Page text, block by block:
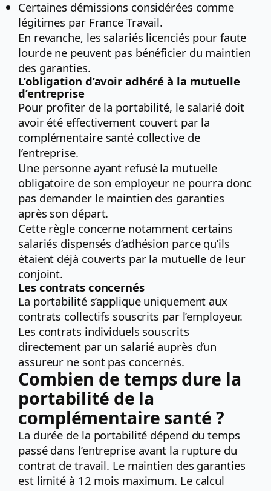
Certaines démissions considérées comme
légitimes par France Travail.
En revanche, les salariés licenciés pour faute
lourde ne peuvent pas bénéficier du maintien
des garanties.
L’obligation d’avoir adhéré à la mutuelle
d’entreprise
Pour profiter de la portabilité, le salarié doit
avoir été effectivement couvert par la
complémentaire santé collective de
l’entreprise.
Une personne ayant refusé la mutuelle
obligatoire de son employeur ne pourra donc
pas demander le maintien des garanties
après son départ.
Cette règle concerne notamment certains
salariés dispensés d’adhésion parce qu’ils
étaient déjà couverts par la mutuelle de leur
conjoint.
Les contrats concernés
La portabilité s’applique uniquement aux
contrats collectifs souscrits par l’employeur.
Les contrats individuels souscrits
directement par un salarié auprès d’un
assureur ne sont pas concernés.
Combien de temps dure la
portabilité de la
complémentaire santé ?
La durée de la portabilité dépend du temps
passé dans l’entreprise avant la rupture du
contrat de travail. Le maintien des garanties
est limité à 12 mois maximum. Le calcul